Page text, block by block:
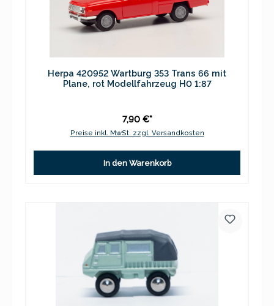
Herpa 420952 Wartburg 353 Trans 66 mit
Plane, rot Modellfahrzeug H0 1:87
7,90 €*
Preise inkl. MwSt. zzgl. Versandkosten
In den Warenkorb